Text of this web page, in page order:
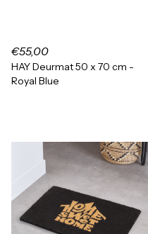
€55,00
HAY Deurmat 50 x 70 cm -
Royal Blue